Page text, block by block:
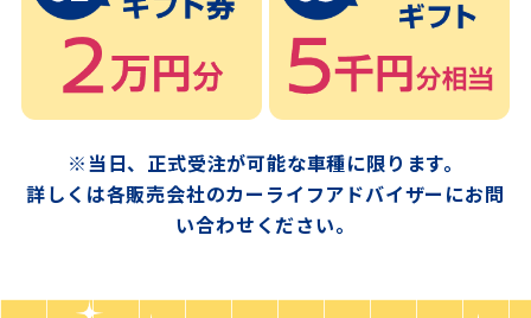
※当日、正式受注が可能な車種に限ります。
詳しくは各販売会社のカーライフアドバイザーにお問
い合わせください。